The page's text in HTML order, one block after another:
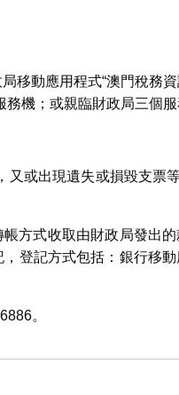
移動應用程式“澳門稅務
機；或親臨財政局三個
又或出現遺失或損毀支票
方式收取由財政局發出
登記方式包括：銀行移
。